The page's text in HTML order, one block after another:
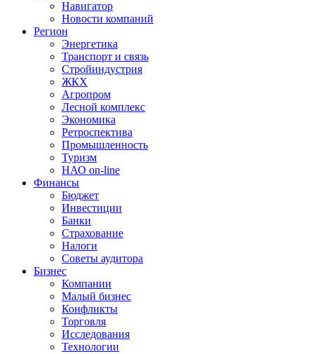
Навигатор
Новости компаний
Регион
Энергетика
Транспорт и связь
Стройиндустрия
ЖКХ
Агропром
Лесной комплекс
Экономика
Ретроспектива
Промышленность
Туризм
НАО on-line
Финансы
Бюджет
Инвестиции
Банки
Страхование
Налоги
Советы аудитора
Бизнес
Компании
Малый бизнес
Конфликты
Торговля
Исследования
Технологии